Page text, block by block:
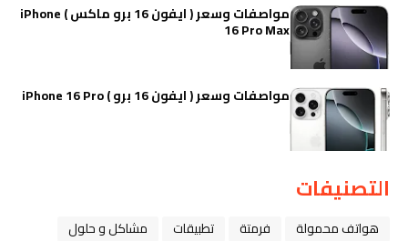
مواصفات وسعر ( ايفون 16 برو ماكس ) iPhone
16 Pro Max
مواصفات وسعر ( ايفون 16 برو ) iPhone 16 Pro
التصنيفات
هواتف محمولة فرمتة تطبيقات
مشاكل و حلول